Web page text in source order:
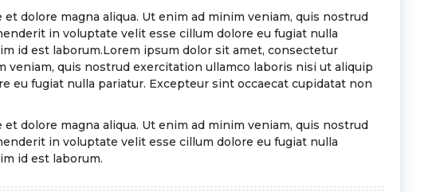
dolore magna aliqua. Ut enim ad minim veniam, quis nostrud
in voluptate velit esse cillum dolore eu fugiat nulla
id est laborum.Lorem ipsum dolor sit amet, consectetur
quis nostrud exercitation ullamco laboris nisi ut aliquip
eu fugiat nulla pariatur. Excepteur sint occaecat cupidatat non
dolore magna aliqua. Ut enim ad minim veniam, quis nostrud
in voluptate velit esse cillum dolore eu fugiat nulla
id est laborum.